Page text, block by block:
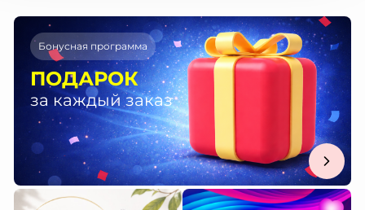
Бонусная программа
ПОДАРОК
за каждый заказ